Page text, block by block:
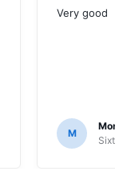
Very good
M
Sixt